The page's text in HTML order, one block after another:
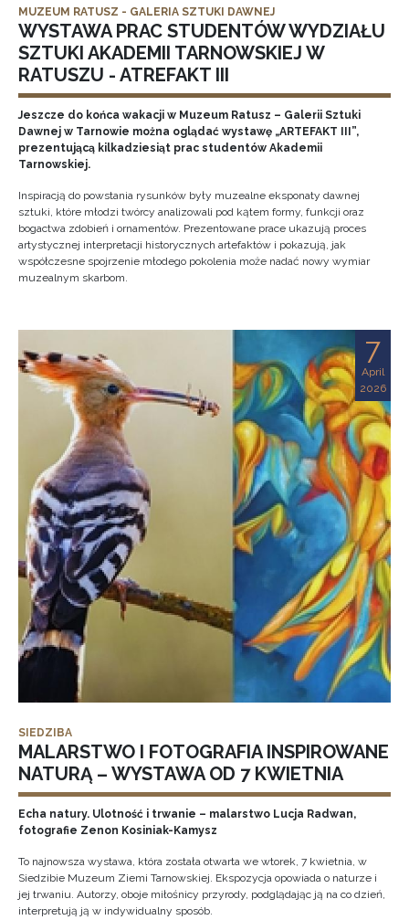
MUZEUM RATUSZ - GALERIA SZTUKI DAWNEJ
WYSTAWA PRAC STUDENTÓW WYDZIAŁU
SZTUKI AKADEMII TARNOWSKIEJ W
RATUSZU - ATREFAKT III
Jeszcze do końca wakacji w Muzeum Ratusz – Galerii Sztuki
Dawnej w Tarnowie można oglądać wystawę „ARTEFAKT III”,
prezentującą kilkadziesiąt prac studentów Akademii
Tarnowskiej.
Inspiracją do powstania rysunków były muzealne eksponaty dawnej
sztuki, które młodzi twórcy analizowali pod kątem formy, funkcji oraz
bogactwa zdobień i ornamentów. Prezentowane prace ukazują proces
artystycznej interpretacji historycznych artefaktów i pokazują, jak
współczesne spojrzenie młodego pokolenia może nadać nowy wymiar
muzealnym skarbom.
7
April
2026
SIEDZIBA
MALARSTWO I FOTOGRAFIA INSPIROWANE
NATURĄ – WYSTAWA OD 7 KWIETNIA
Echa natury. Ulotność i trwanie – malarstwo Lucja Radwan,
fotografie Zenon Kosiniak-Kamysz
To najnowsza wystawa, która została otwarta we wtorek, 7 kwietnia, w
Siedzibie Muzeum Ziemi Tarnowskiej. Ekspozycja opowiada o naturze i
jej trwaniu. Autorzy, oboje miłośnicy przyrody, podglądając ją na co dzień,
interpretują ją w indywidualny sposób.